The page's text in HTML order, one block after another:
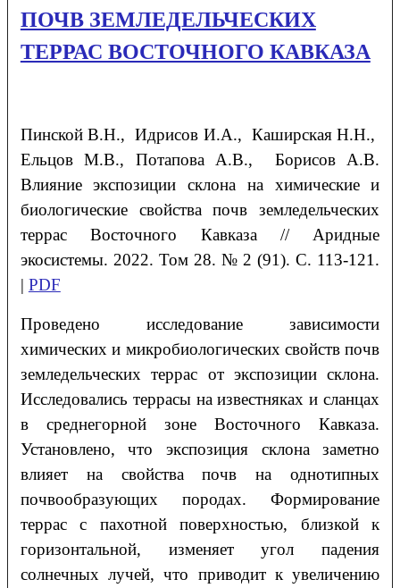
ПОЧВ ЗЕМЛЕДЕЛЬЧЕСКИХ
ТЕРРАС ВОСТОЧНОГО КАВКАЗА
Пинской В.Н., Идрисов И.А., Каширская Н.Н.,
Ельцов М.В., Потапова А.В., Борисов А.В.
Влияние экспозиции склона на химические и
биологические свойства почв земледельческих
террас Восточного Кавказа // Аридные
экосистемы. 2022. Том 28. № 2 (91). С. 113-121.
| PDF
Проведено исследование зависимости
химических и микробиологических свойств почв
земледельческих террас от экспозиции склона.
Исследовались террасы на известняках и сланцах
в среднегорной зоне Восточного Кавказа.
Установлено, что экспозиция склона заметно
влияет на свойства почв на однотипных
почвообразующих породах. Формирование
террас с пахотной поверхностью, близкой к
горизонтальной, изменяет угол падения
солнечных лучей, что приводит к увеличению